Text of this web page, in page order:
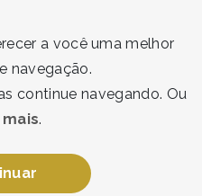
termo de consentimento
a você uma melhor
navegação.
continue navegando. Ou
.